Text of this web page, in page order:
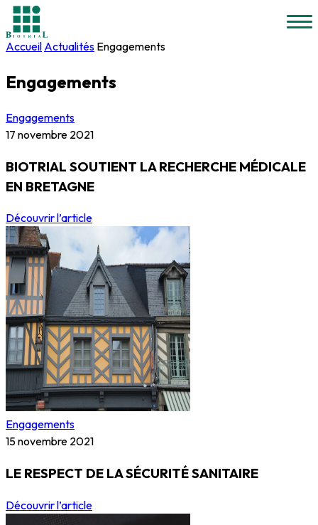
Accueil Actualités Engagements
Engagements
Engagements
17 novembre 2021
BIOTRIAL SOUTIENT LA RECHERCHE MÉDICALE
EN BRETAGNE
Découvrir l’article
Engagements
15 novembre 2021
LE RESPECT DE LA SÉCURITÉ SANITAIRE
Découvrir l’article